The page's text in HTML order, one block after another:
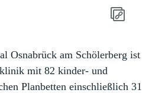
Osnabrück am Schölerberg ist
mit 82 kinder- und
Planbetten einschließlich 31